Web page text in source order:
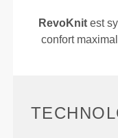
RevoKnitest
confort